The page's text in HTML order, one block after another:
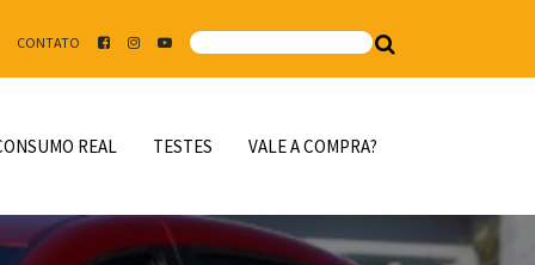
CONTATO
REAL TESTES VALE A COMPRA?